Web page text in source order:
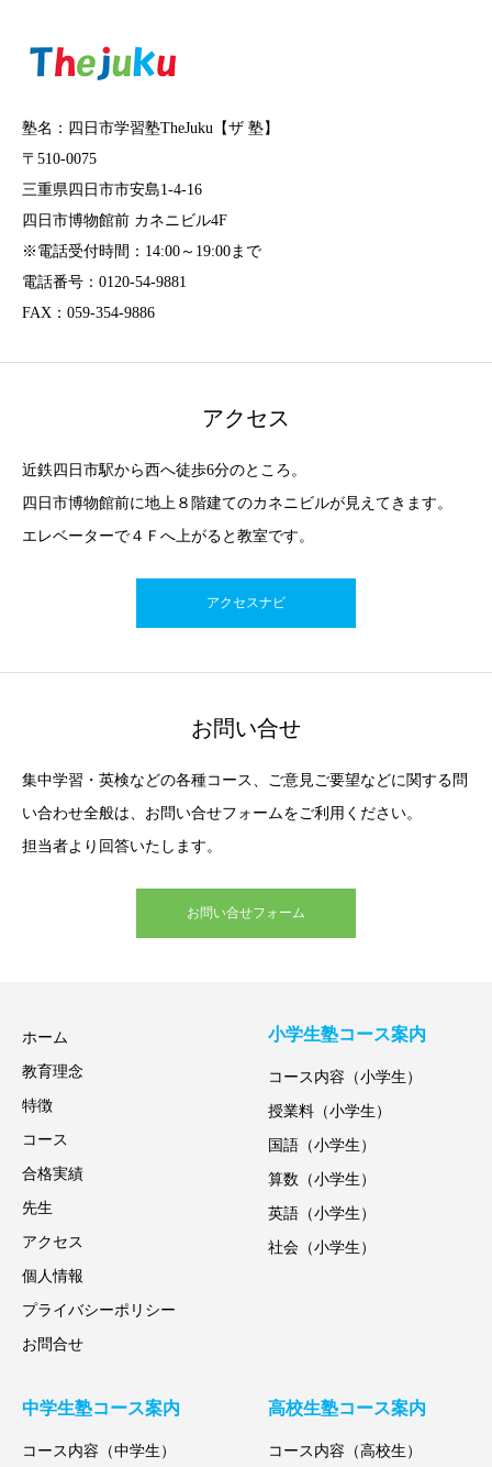
塾名：四日市学習塾TheJuku【ザ 塾】
〒510-0075
三重県四日市市安島1-4-16
四日市博物館前 カネニビル4F
※電話受付時間：14:00～19:00まで
電話番号：0120-54-9881
FAX：059-354-9886
アクセス
近鉄四日市駅から西へ徒歩6分のところ。
四日市博物館前に地上８階建てのカネニビルが見えてきます。
エレベーターで４Ｆへ上がると教室です。
アクセスナビ
お問い合せ
集中学習・英検などの各種コース、ご意見ご要望などに関する問
い合わせ全般は、お問い合せフォームをご利用ください。
担当者より回答いたします。
お問い合せフォーム
ホーム
教育理念
特徴
コース
合格実績
先生
アクセス
個人情報
プライバシーポリシー
お問合せ
小学生塾コース案内
コース内容（小学生）
授業料（小学生）
国語（小学生）
算数（小学生）
英語（小学生）
社会（小学生）
中学生塾コース案内
コース内容（中学生）
高校生塾コース案内
コース内容（高校生）